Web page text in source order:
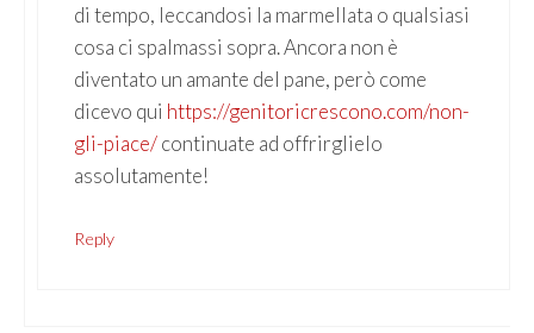
di tempo, leccandosi la marmellata o qualsiasi
cosa ci spalmassi sopra. Ancora non è
diventato un amante del pane, però come
dicevo qui https://genitoricrescono.com/non-
gli-piace/continuate ad offrirglielo
assolutamente!
Reply